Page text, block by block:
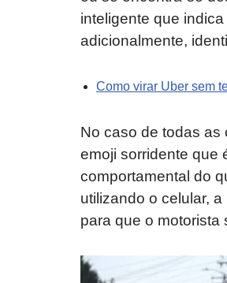
inteligente que
adicionalmente,
Como virar Uber sem
No caso de todas as
emoji sorridente que
comportamental do
utilizando o celular,
para que o motorista